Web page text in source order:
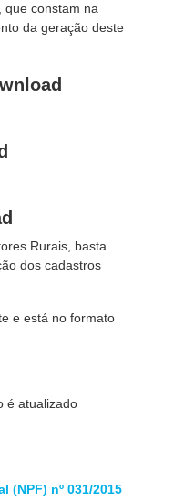
que constam na
da geração deste
Rurais, basta
dos cadastros
e está no formato
é atualizado
(NPF) nº 031/2015